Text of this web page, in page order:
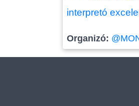
interpretó
Organizó: